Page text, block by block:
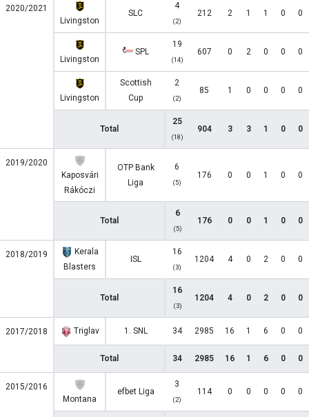
2020/2021
Livingston
SLC
4
(2)
212 2 1 1 0 0
Livingston
SPL
19
(14)
607 0 2 0 0 0
Livingston
Scottish
Cup
2
(2)
85 1 0 0 0 0
Total
25
(18)
904 3 3 1 0 0
2019/2020
Kaposvári
Rákóczi
OTP Bank
Liga
6
(5)
176 0 0 1 0 0
Total
6
(5)
176 0 0 1 0 0
2018/2019
Kerala
Blasters
ISL
16
(3)
1204 4 0 2 0 0
Total
16
(3)
1204 4 0 2 0 0
2017/2018 Triglav 1. SNL 34 2985 16 1 6 0 0
Total 34 2985 16 1 6 0 0
2015/2016
Montana
efbet Liga
3
(2)
114 0 0 0 0 0